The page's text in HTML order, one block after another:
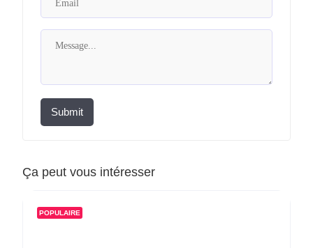
Submit
Ça peut vous intéresser
POPULAIRE